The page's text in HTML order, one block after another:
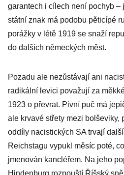
garantech i cílech není pochyb –
státní znak má podobu pěticípé
porážky v létě 1919 se snaží
do dalších německých měst.
Pozadu ale nezůstávají ani
radikální levici považují za
1923 o převrat. Pivní puč má
ale krvavé střety mezi bolševiky,
oddíly nacistických SA trvají
Reichstagu vypukl měsíc poté,
jmenován kancléřem. Na jeho
Hindenburg rozpouští Říšský